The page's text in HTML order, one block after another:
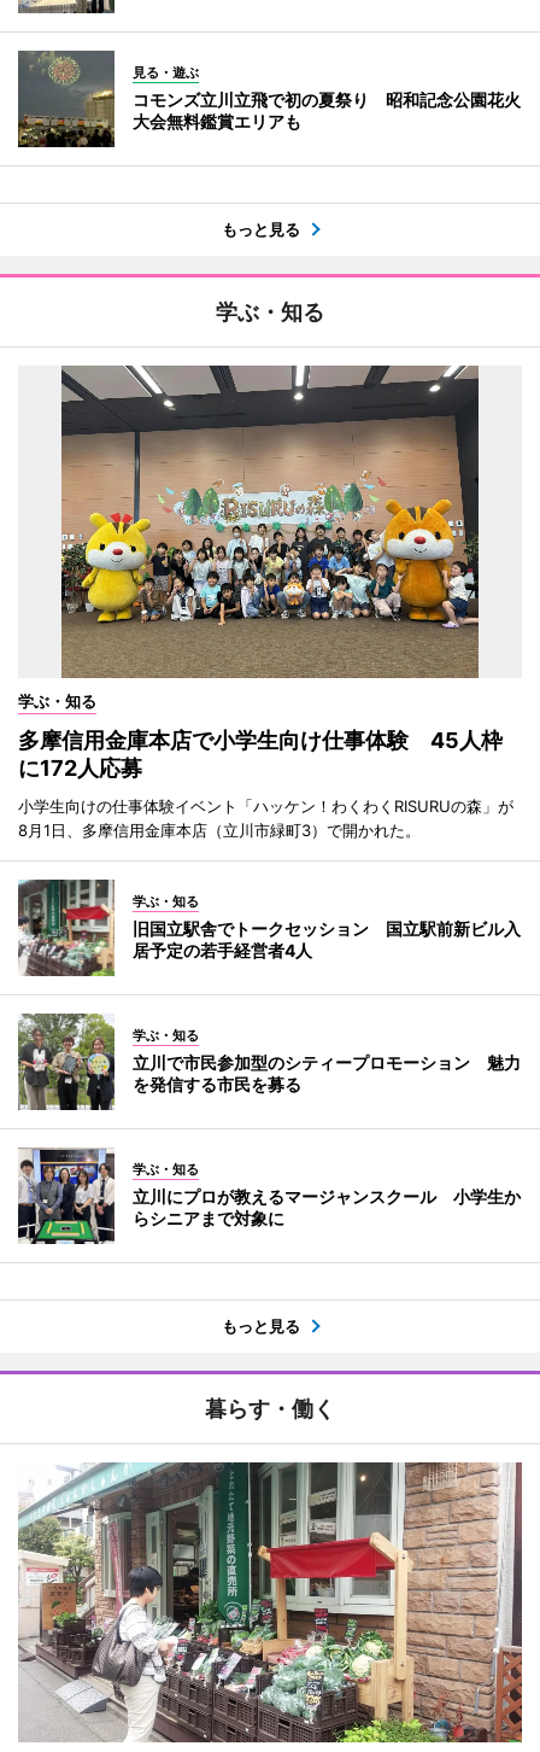
見る・遊ぶ
コモンズ立川立飛で初の夏祭り 昭和記念公園花火
大会無料鑑賞エリアも
もっと見る
学ぶ・知る
学ぶ・知る
多摩信用金庫本店で小学生向け仕事体験 45人枠
に172人応募
小学生向けの仕事体験イベント「ハッケン！わくわくRISURUの森」が
8月1日、多摩信用金庫本店（立川市緑町3）で開かれた。
学ぶ・知る
旧国立駅舎でトークセッション 国立駅前新ビル入
居予定の若手経営者4人
学ぶ・知る
立川で市民参加型のシティープロモーション 魅力
を発信する市民を募る
学ぶ・知る
立川にプロが教えるマージャンスクール 小学生か
らシニアまで対象に
もっと見る
暮らす・働く